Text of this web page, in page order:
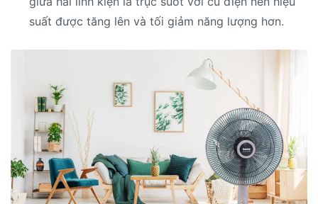
suất được tăng lên và tối giảm năng lượng hơn.